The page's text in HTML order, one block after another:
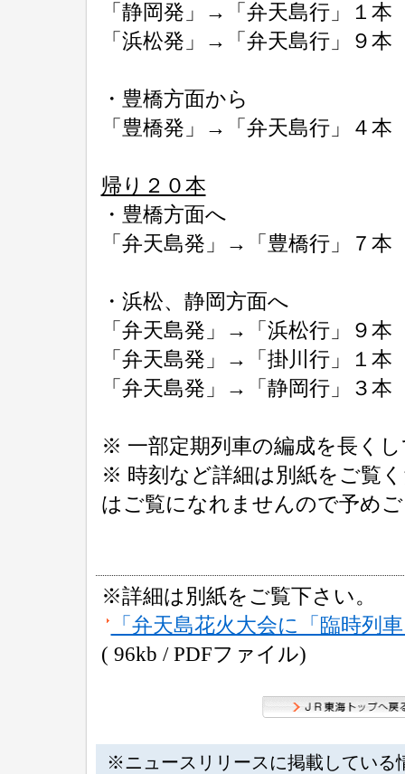
「静岡発」→「弁天島行」１本
「浜松発」→「弁天島行」９本
・豊橋方面から
「豊橋発」→「弁天島行」４本
帰り２０本
・豊橋方面へ
「弁天島発」→「豊橋行」７本
・浜松、静岡方面へ
「弁天島発」→「浜松行」９本
「弁天島発」→「掛川行」１本
「弁天島発」→「静岡行」３本
※ 一部定期列車の編成を長く
※ 時刻など詳細は別紙をご覧
はご覧になれませんので予め
※詳細は別紙をご覧下さい。
「弁天島花火大会に「臨時列
( 96kb / PDFファイル)
※ニュースリリースに掲載している